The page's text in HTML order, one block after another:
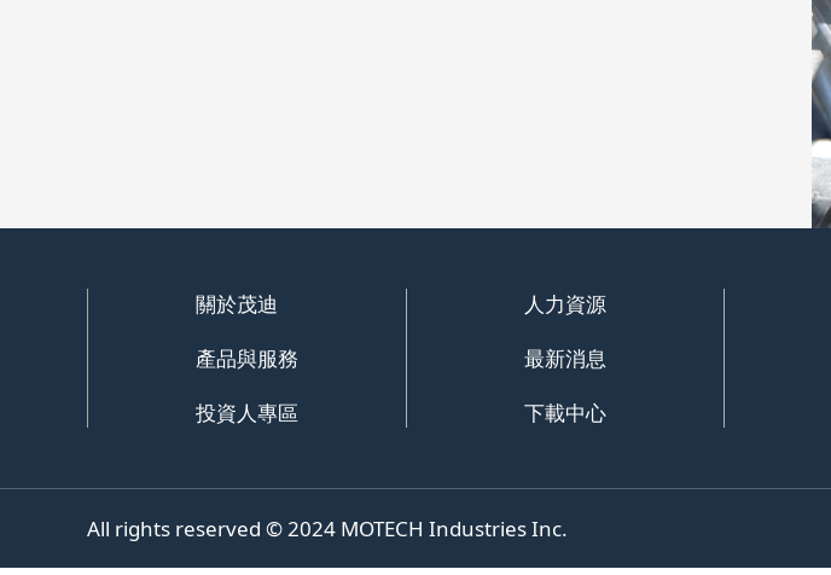
關於茂迪
產品與服務
投資人專區
人力資源
最新消息
下載中心
All rights reserved © 2024 MOTECH Industries Inc.